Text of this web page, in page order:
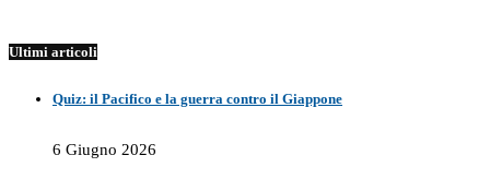
Ultimi articoli
Quiz: il Pacifico e la guerra contro il Giappone
6 Giugno 2026